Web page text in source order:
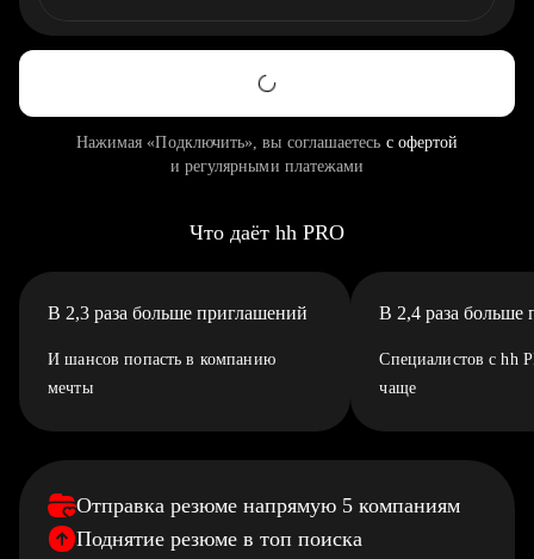
Нажимая «Подключить», вы соглашаетесь с офертой
и регулярными платежами
Что даёт hh PRO
В 2,3 раза больше приглашений
И шансов попасть в компанию
мечты
В 2,4 раза больше
Специалистов с hh
чаще
Отправка резюме напрямую 5 компаниям
Поднятие резюме в топ поиска